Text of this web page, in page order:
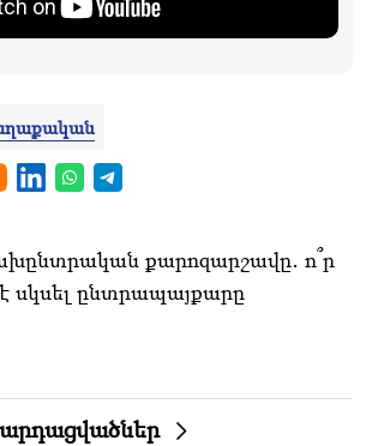
քարոզարշավը․ ո՞ր
սկսել ընտրապայքարը